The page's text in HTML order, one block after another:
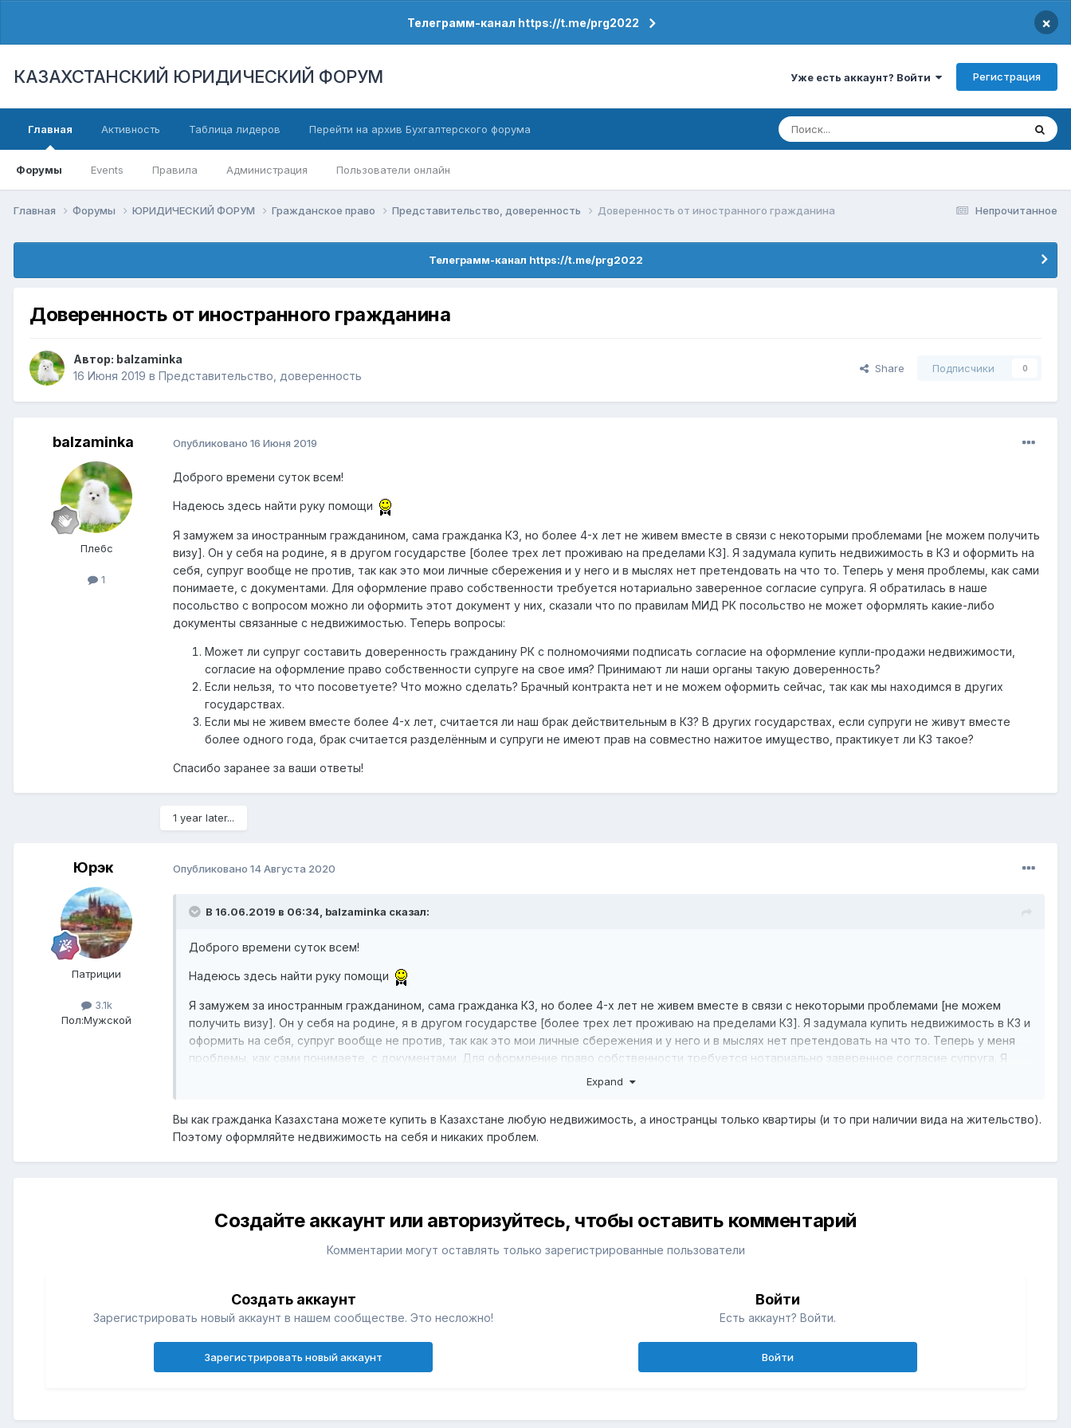
Телеграмм-канал https://t.me/prg2022 ×
КАЗАХСТАНСКИЙ ЮРИДИЧЕСКИЙ ФОРУМ Уже есть аккаунт? Войти Регистрация
Главная
Форумы Events Правила Администрация Пользователи онлайн
Активность Таблица лидеров Перейти на архив Бухгалтерского форума
Непрочитанное
Главная Форумы ЮРИДИЧЕСКИЙ ФОРУМ Гражданское право Представительство, доверенность Доверенность от иностранного гражданина
Телеграмм-канал https://t.me/prg2022
Доверенность от иностранного гражданина
Автор: balzaminka
16 Июня 2019 в Представительство, доверенность
Share Подписчики 0
balzaminka
Плебс
1
Опубликовано 16 Июня 2019
Доброго времени суток всем!
Надеюсь здесь найти руку помощи
Я замужем за иностранным гражданином, сама гражданка КЗ, но более 4-х лет не живем вместе в связи с некоторыми проблемами [не можем получить
визу]. Он у себя на родине, я в другом государстве [более трех лет проживаю на пределами КЗ]. Я задумала купить недвижимость в КЗ и оформить на
себя, супруг вообще не против, так как это мои личные сбережения и у него и в мыслях нет претендовать на что то. Теперь у меня проблемы, как сами
понимаете, с документами. Для оформление право собственности требуется нотариально заверенное согласие супруга. Я обратилась в наше
посольство с вопросом можно ли оформить этот документ у них, сказали что по правилам МИД РК посольство не может оформлять какие-либо
документы связанные с недвижимостью. Теперь вопросы:
Может ли супруг составить доверенность гражданину РК с полномочиями подписать согласие на оформление купли-продажи недвижимости,
согласие на оформление право собственности супруге на свое имя? Принимают ли наши органы такую доверенность?
Если нельзя, то что посоветуете? Что можно сделать? Брачный контракта нет и не можем оформить сейчас, так как мы находимся в других
государствах.
Если мы не живем вместе более 4-х лет, считается ли наш брак действительным в КЗ? В других государствах, если супруги не живут вместе
более одного года, брак считается разделённым и супруги не имеют прав на совместно нажитое имущество, практикует ли КЗ такое?
Спасибо заранее за ваши ответы!
1 year later...
Юрэк
Патриции
3.1k
Пол:Мужской
Опубликовано 14 Августа 2020
В 16.06.2019 в 06:34, balzaminka сказал:
Доброго времени суток всем!
Надеюсь здесь найти руку помощи
Я замужем за иностранным гражданином, сама гражданка КЗ, но более 4-х лет не живем вместе в связи с некоторыми проблемами [не можем
получить визу]. Он у себя на родине, я в другом государстве [более трех лет проживаю на пределами КЗ]. Я задумала купить недвижимость в КЗ и
оформить на себя, супруг вообще не против, так как это мои личные сбережения и у него и в мыслях нет претендовать на что то. Теперь у меня
проблемы, как сами понимаете, с документами. Для оформление право собственности требуется нотариально заверенное согласие супруга. Я
обратилась в наше посольство с вопросом можно ли оформить этот документ у них, сказали что по правилам МИД РК посольство не может
Может ли супруг составить доверенность гражданину РК с полномочиями подписать согласие на оформление купли-продажи недвижимости,
согласие на оформление право собственности супруге на свое имя? Принимают ли наши органы такую доверенность?
Expand
Вы как гражданка Казахстана можете купить в Казахстане любую недвижимость, а иностранцы только квартиры (и то при наличии вида на жительство).
Поэтому оформляйте недвижимость на себя и никаких проблем.
Создайте аккаунт или авторизуйтесь, чтобы оставить комментарий
Комментарии могут оставлять только зарегистрированные пользователи
Создать аккаунт
Зарегистрировать новый аккаунт в нашем сообществе. Это несложно!
Зарегистрировать новый аккаунт
Войти
Есть аккаунт? Войти.
Войти